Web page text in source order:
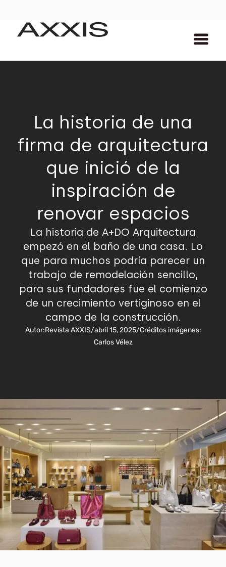
La historia de una
firma de arquitectura
que inició de la
inspiración de
renovar espacios
La historia de A+DO Arquitectura
empezó en el baño de una casa. Lo
que para muchos podría parecer un
trabajo de remodelación sencillo,
para sus fundadores fue el comienzo
de un crecimiento vertiginoso en el
campo de la construcción.
Autor:Revista AXXIS/abril 15, 2025/Créditos imágenes:
Carlos Vélez